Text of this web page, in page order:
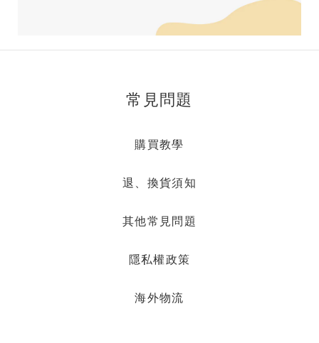
常見問題
購買教學
退、換貨須知
其他常見問題
隱私權政策
海外物流